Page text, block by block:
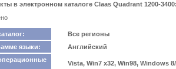
в электронном каталоге Claas Quadrant 1200-
Все регионы
языки:
Английский
Vista, Win7 x32, Win98, Windows